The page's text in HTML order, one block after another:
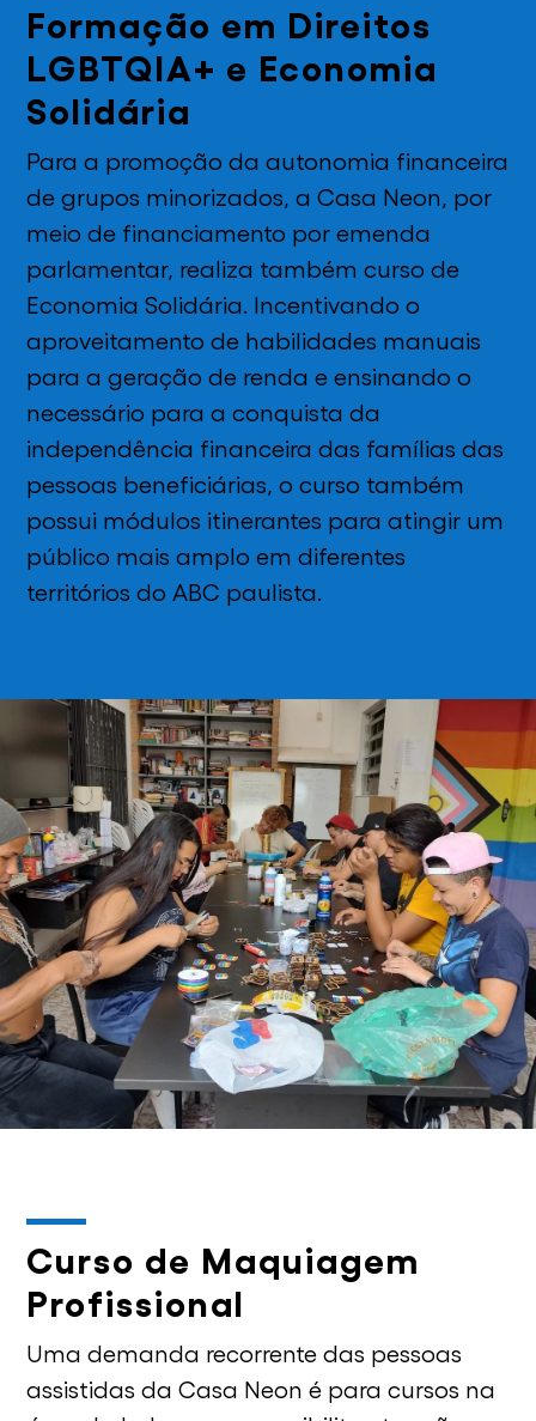
Formação em Direitos
LGBTQIA+ e Economia
Solidária
Para a promoção da autonomia financeira
de grupos minorizados, a Casa Neon, por
meio de financiamento por emenda
parlamentar, realiza também curso de
Economia Solidária. Incentivando o
aproveitamento de habilidades manuais
para a geração de renda e ensinando o
necessário para a conquista da
independência financeira das famílias das
pessoas beneficiárias, o curso também
possui módulos itinerantes para atingir um
público mais amplo em diferentes
territórios do ABC paulista.
Curso de Maquiagem
Profissional
Uma demanda recorrente das pessoas
assistidas da Casa Neon é para cursos na